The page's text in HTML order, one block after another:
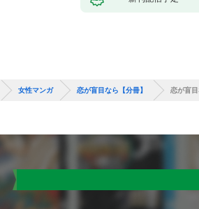
女性マンガ 恋が盲目なら【分冊】 恋が盲